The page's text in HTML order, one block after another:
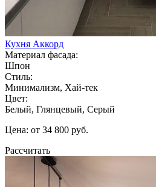
Кухня Аккорд
Материал фасада:
Шпон
Стиль:
Минимализм, Хай-тек
Цвет:
Белый, Глянцевый, Серый
Цена: от 34 800 руб.
Рассчитать